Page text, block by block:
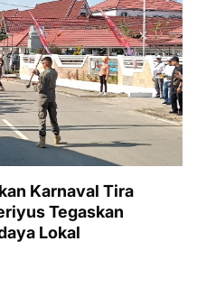
Karnaval Tira
Tegaskan
Lokal